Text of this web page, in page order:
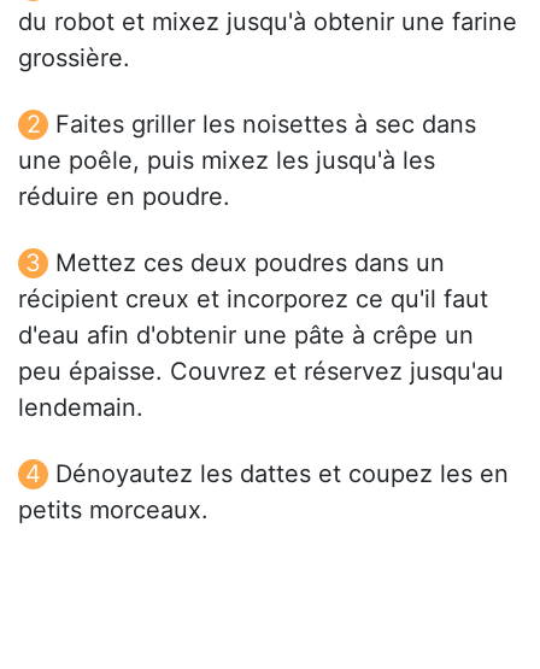
du robot et mixez jusqu'à obtenir une farine
grossière.
Faites griller les noisettes à sec dans
une poêle, puis mixez les jusqu'à les
réduire en poudre.
Mettez ces deux poudres dans un
récipient creux et incorporez ce qu'il faut
d'eau afin d'obtenir une pâte à crêpe un
peu épaisse. Couvrez et réservez jusqu'au
lendemain.
Dénoyautez les dattes et coupez les en
petits morceaux.